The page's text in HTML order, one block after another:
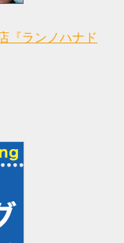
『ランノハナド